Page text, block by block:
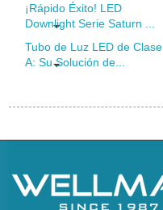
¡Rápido Éxito! LED
Downlight Serie Saturn ...
Tubo de Luz LED de Clase
A: Su Solución de...